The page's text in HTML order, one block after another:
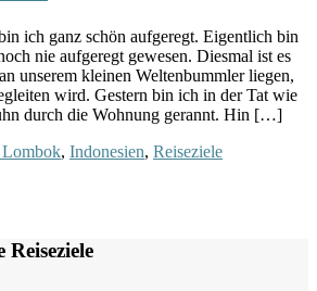
ich ganz schön aufgeregt. Eigentlich bin
nie aufgeregt gewesen. Diesmal ist es
unserem kleinen Weltenbummler liegen,
wird. Gestern bin ich in der Tat wie
durch die Wohnung gerannt. Hin […]
, Indonesien, Reiseziele